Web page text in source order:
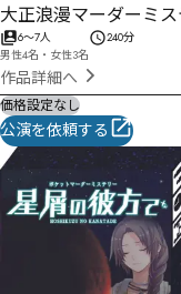
大正浪漫マーダーミ
6〜7人
男性4名・女性3名
240分
作品詳細へ
価格設定なし
公演を依頼する